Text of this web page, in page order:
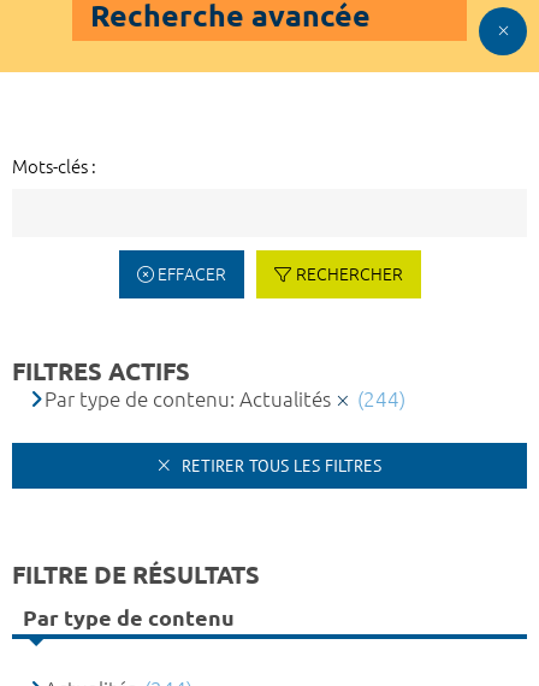
Recherche avancée
Mots-clés :
EFFACER RECHERCHER
FILTRES ACTIFS
Par type de contenu: Actualités (244)
RETIRER TOUS LES FILTRES
FILTRE DE RÉSULTATS
Par type de contenu